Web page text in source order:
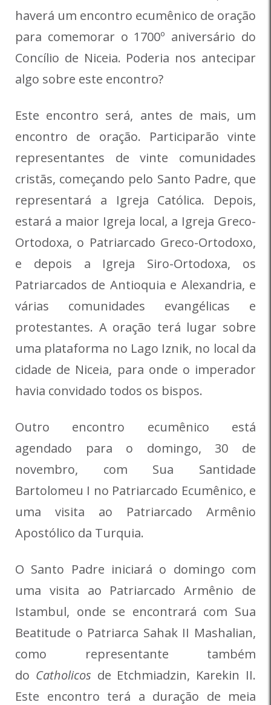
haverá um encontro ecumênico de oração
para comemorar o 1700º aniversário do
Concílio de Niceia. Poderia nos antecipar
algo sobre este encontro?
Este encontro será, antes de mais, um
encontro de oração. Participarão vinte
representantes de vinte comunidades
cristãs, começando pelo Santo Padre, que
representará a Igreja Católica. Depois,
estará a maior Igreja local, a Igreja Greco-
Ortodoxa, o Patriarcado Greco-Ortodoxo,
e depois a Igreja Siro-Ortodoxa, os
Patriarcados de Antioquia e Alexandria, e
várias comunidades evangélicas e
protestantes. A oração terá lugar sobre
uma plataforma no Lago Iznik, no local da
cidade de Niceia, para onde o imperador
havia convidado todos os bispos.
Outro encontro ecumênico está
agendado para o domingo, 30 de
novembro, com Sua Santidade
Bartolomeu I no Patriarcado Ecumênico, e
uma visita ao Patriarcado Armênio
Apostólico da Turquia.
O Santo Padre iniciará o domingo com
uma visita ao Patriarcado Armênio de
Istambul, onde se encontrará com Sua
Beatitude o Patriarca Sahak II Mashalian,
como representante também
do Catholicos de Etchmiadzin, Karekin II.
Este encontro terá a duração de meia